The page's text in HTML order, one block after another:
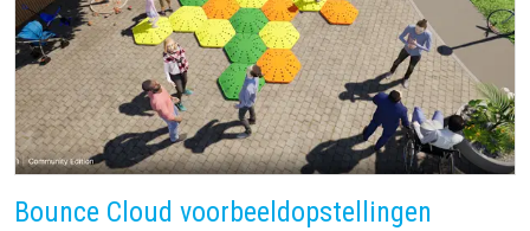
Bounce Cloud voorbeeldopstellingen